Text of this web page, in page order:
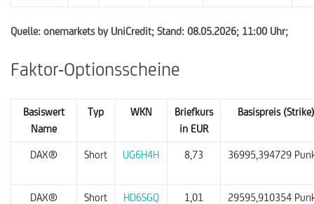
Quelle: onemarkets by UniCredit; Stand: 08.05.2026; 11:00 Uhr;
Faktor-Optionsscheine
Basiswert
Name
Typ WKN
Briefkurs
in EUR
Basispreis (Strike)
DAX® Short UG6H4H 8,73 36995,394729
DAX® Short HD6SGQ 1,01 29595,910354